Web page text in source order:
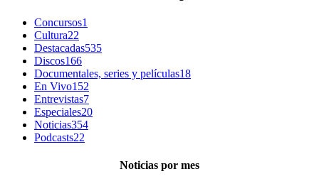
Concursos1
Cultura22
Destacadas535
Discos166
Documentales, series y películas18
En Vivo152
Entrevistas7
Especiales20
Noticias354
Podcasts22
Noticias por mes